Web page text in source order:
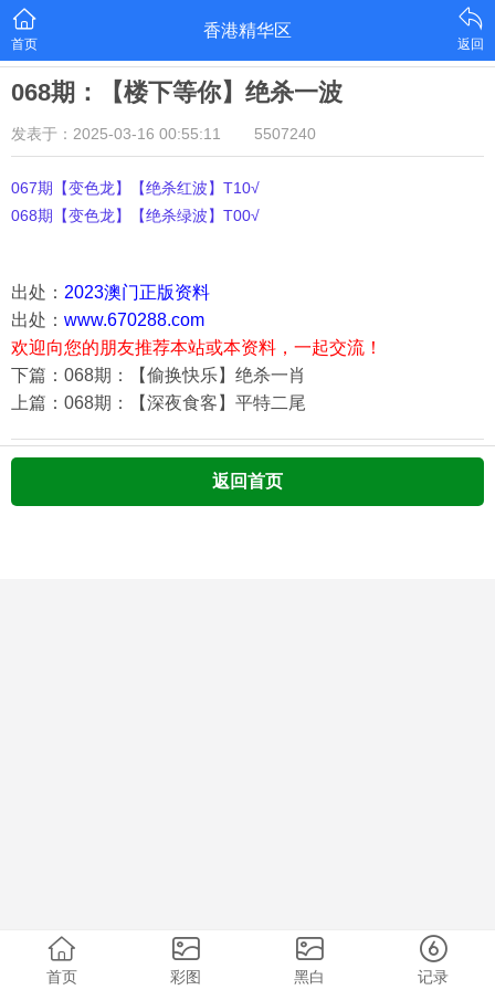
首页
香港精华区
返回
068期：【楼下等你】绝杀一波
发表于：2025-03-16 00:55:11 5507240
067期【变色龙】【绝杀红波】T10√
068期【变色龙】【绝杀绿波】T00√
出处： 2023澳门正版资料
出处： www.670288.com
欢迎向您的朋友推荐本站或本资料，一起交流！
下篇：068期：【偷换快乐】绝杀一肖
上篇：068期：【深夜食客】平特二尾
返回首页
首页 彩图 黑白 记录